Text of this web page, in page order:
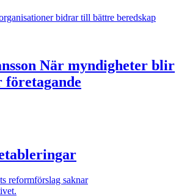
bidrar till bättre beredskap
När myndigheter blir
reformförslag saknar